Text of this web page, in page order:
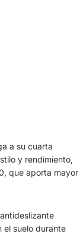
a su cuarta
y rendimiento,
que aporta mayor
el suelo durante